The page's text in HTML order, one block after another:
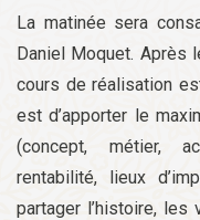
La matinée sera
Daniel Moquet. Après
cours de réalisation
est d’apporter le
(concept, métier,
rentabilité, lieux
partager l’histoire,